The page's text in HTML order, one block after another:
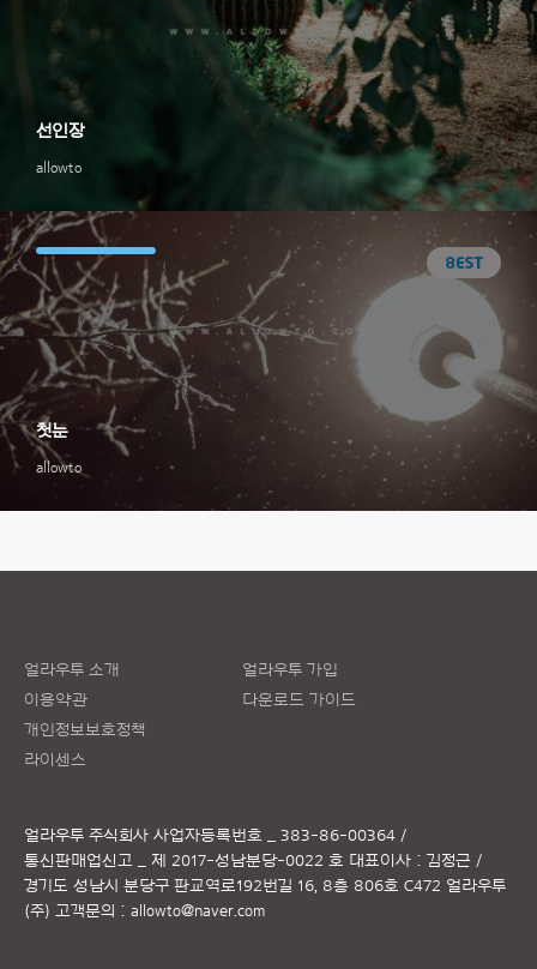
allowto
선인장
allowto
첫눈
얼라우투 소개
이용약관
개인정보보호정책
라이센스
얼라우투 가입
다운로드 가이드
얼라우투 주식회사 사업자등록번호 _ 383-86-00364 /
통신판매업신고 _ 제 2017-성남분당-0022 호 대표이사 : 김정근 /
경기도 성남시 분당구 판교역로192번길 16, 8층 806호 C472 얼라우투
(주) 고객문의 : allowto@naver.com